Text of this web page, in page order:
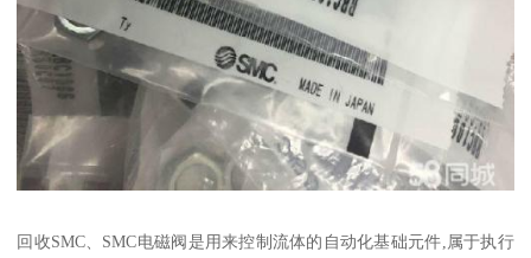
回收SMC、SMC电磁阀是用来控制流体的自动化基础元件,属于执行